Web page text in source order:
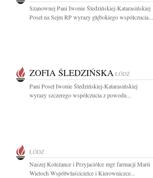
Szanownej Pani Iwonie Śledzińskiej-Katarasińskiej
Poseł na Sejm RP wyrazy głębokiego współczucia...
ZOFIA ŚLEDZIŃSKA ŁÓDŹ
Pani Poseł Iwonie Śledzińskiej-Katarasińskiej
wyrazy szczerego współczucia z powodu...
ŁÓDŹ
Naszej Koleżance i Przyjaciółce mgr farmacji Marii
Wieloch Współwłaścicielce i Kierowniczce...